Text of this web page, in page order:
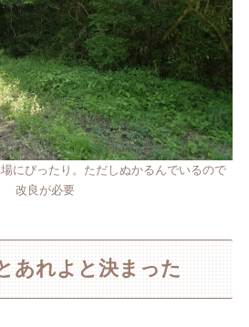
にぴったり。ただしぬかるんでいるので
改良が必要
あれよと決まった